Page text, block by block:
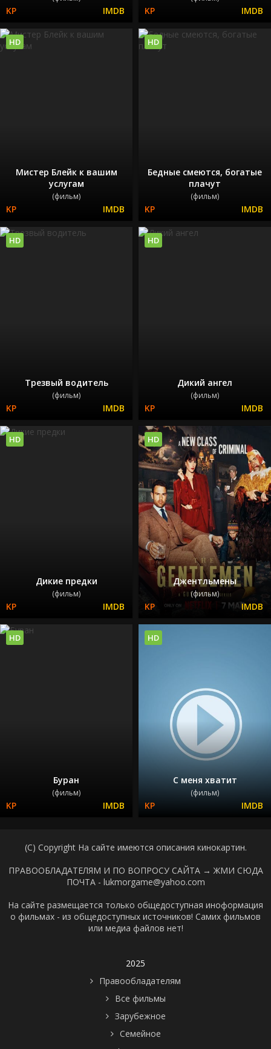
Мистер Блейк к вашим
услугам
(фильм)
HD
Бедные смеются, богатые
плачут
(фильм)
HD
Трезвый водитель
(фильм)
HD
Дикий ангел
(фильм)
HD
Дикие предки
(фильм)
HD
Джентльмены
(фильм)
HD
Буран
(фильм)
HD
С меня хватит
(фильм)
HD
(C) Copyright На сайте имеются описания кинокартин.
ПРАВООБЛАДАТЕЛЯМ И ПО ВОПРОСУ САЙТА → ЖМИ СЮДА
ПОЧТА - lukmorgame@yahoo.com
На сайте размещается только общедоступная иноформация
о фильмах - из общедоступных источников! Самих фильмов
или медиа файлов нет!
2025
Правообладателям
Все фильмы
Зарубежное
Семейное